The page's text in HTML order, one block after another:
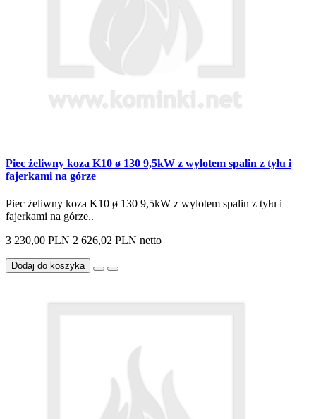
Piec żeliwny koza K10 ø 130 9,5kW z wylotem spalin z tyłu i
fajerkami na górze
Piec żeliwny koza K10 ø 130 9,5kW z wylotem spalin z tyłu i
fajerkami na górze..
3 230,00 PLN 2 626,02 PLN netto
Dodaj do koszyka